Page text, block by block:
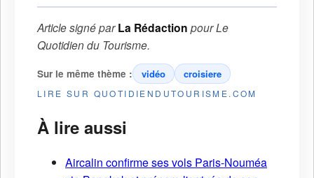
Article signé parLa Rédaction pourLe
Quotidien du Tourisme.
Sur le même thème : vidéo croisiere
LIRE SUR QUOTIDIENDUTOURISME.COM
À lire aussi
Aircalin confirme ses vols Paris-Nouméa